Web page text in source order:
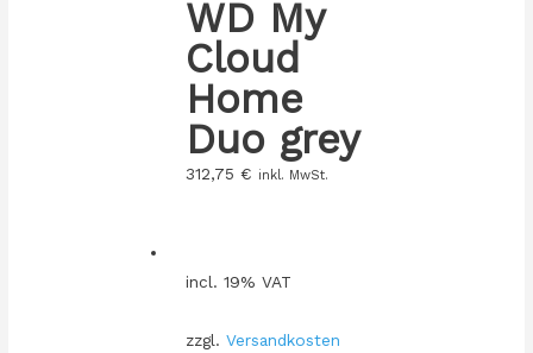
WD My
Cloud
Home
Duo grey
312,75 € inkl. MwSt.
incl. 19% VAT
zzgl. Versandkosten